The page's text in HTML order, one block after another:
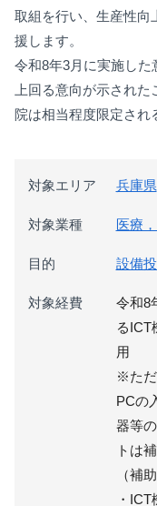
取組を行い、生産性向
援します。
令和8年3月に実施した
上回る意向が示され
院は相当程度限定され
対象エリア 兵庫県
対象業種 医療
目的 設備
対象経費
令和8
るICT
用
※ただ
PCの
器等
トは
（補
・